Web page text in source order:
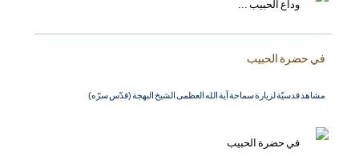
في حضرة الحبيب
مشاهد قدسيّة لزيارة سماحة آية الله العظمى الشيخ البهجة (قدّس سرّه)